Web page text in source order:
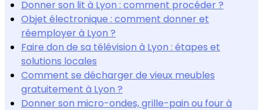
Donner son lit à Lyon : comment procéder ?
Objet électronique : comment donner et
réemployer à Lyon ?
Faire don de sa télévision à Lyon : étapes et
solutions locales
Comment se décharger de vieux meubles
gratuitement à Lyon ?
Donner son micro-ondes, grille-pain ou four à